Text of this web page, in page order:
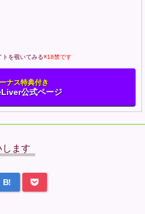
トを覗いてみる※18禁です
ナス特典付き
公式ページ
します
B!